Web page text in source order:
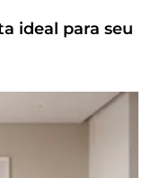
ideal para seu